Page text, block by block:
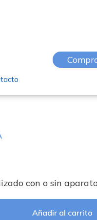
con o sin
Añadir al carrito